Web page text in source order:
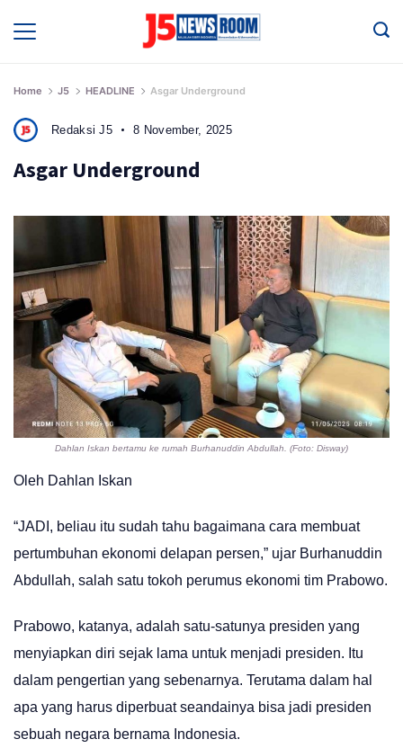
Home J5 HEADLINE Asgar Underground
Redaksi J5 8 November, 2025
Asgar Underground
Dahlan Iskan bertamu ke rumah Burhanuddin Abdullah. (Foto: Disway)
Oleh Dahlan Iskan
“JADI, beliau itu sudah tahu bagaimana cara membuat
pertumbuhan ekonomi delapan persen,” ujar Burhanuddin
Abdullah, salah satu tokoh perumus ekonomi tim Prabowo.
Prabowo, katanya, adalah satu-satunya presiden yang
menyiapkan diri sejak lama untuk menjadi presiden. Itu
dalam pengertian yang sebenarnya. Terutama dalam hal
apa yang harus diperbuat seandainya bisa jadi presiden
sebuah negara bernama Indonesia.